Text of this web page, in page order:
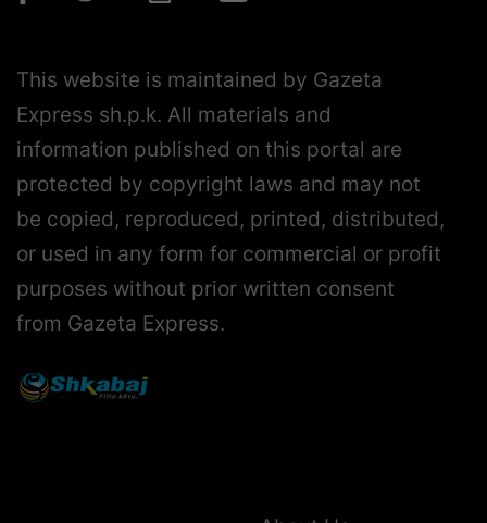
This website is maintained by Gazeta
Express sh.p.k. All materials and
information published on this portal are
protected by copyright laws and may not
be copied, reproduced, printed, distributed,
or used in any form for commercial or profit
purposes without prior written consent
from Gazeta Express.